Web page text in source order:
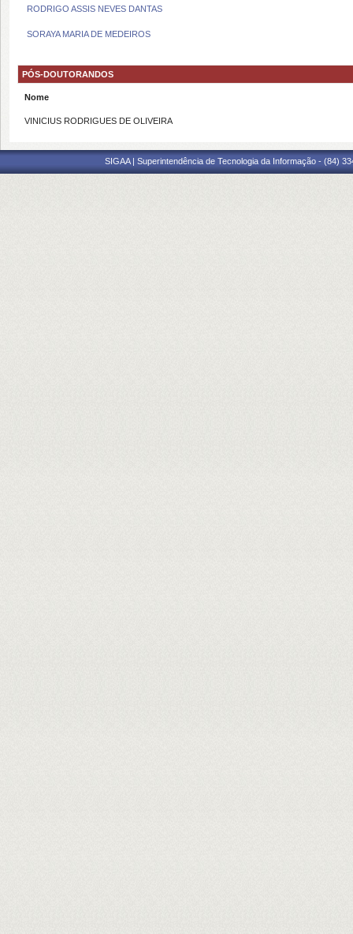
RODRIGO ASSIS NEVES DANTAS
SORAYA MARIA DE MEDEIROS
PÓS-DOUTORANDOS
Nome
VINICIUS RODRIGUES DE OLIVEIRA
SIGAA | Superintendência de Tecnologia da Informação - (84)